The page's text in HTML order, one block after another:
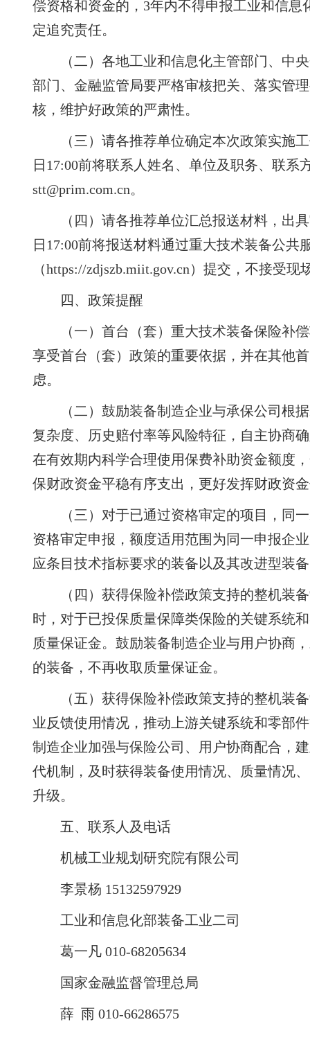
偿资格和资金的，3年内不得申报工业和信息
定追究责任。
（二）各地工业和信息化主管部门、中
部门、金融监管局要严格审核把关、落实管
核，维护好政策的严肃性。
（三）请各推荐单位确定本次政策实施
日17:00前将联系人姓名、单位及职务、联系
stt@prim.com.cn。
（四）请各推荐单位汇总报送材料，出
日17:00前将报送材料通过重大技术装备公共
（https://zdjszb.miit.gov.cn）提交，不接受现
四、政策提醒
（一）首台（套）重大技术装备保险补
享受首台（套）政策的重要依据，并在其他
虑。
（二）鼓励装备制造企业与承保公司根
复杂度、历史赔付率等风险特征，自主协商
在有效期内科学合理使用保费补助资金额度
保财政资金平稳有序支出，更好发挥财政资
（三）对于已通过资格审定的项目，同
资格审定申报，额度适用范围为同一申报企
应条目技术指标要求的装备以及其改进型装
（四）获得保险补偿政策支持的整机装
时，对于已投保质量保障类保险的关键系统
质量保证金。鼓励装备制造企业与用户协商
的装备，不再收取质量保证金。
（五）获得保险补偿政策支持的整机装
业反馈使用情况，推动上游关键系统和零部
制造企业加强与保险公司、用户协商配合，
代机制，及时获得装备使用情况、质量情况
升级。
五、联系人及电话
机械工业规划研究院有限公司
李景杨 15132597929
工业和信息化部装备工业二司
葛一凡 010-68205634
国家金融监督管理总局
薛 雨 010-66286575